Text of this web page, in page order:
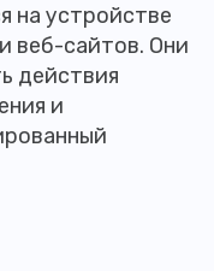
на устройстве
веб-сайтов. Они
действия
и